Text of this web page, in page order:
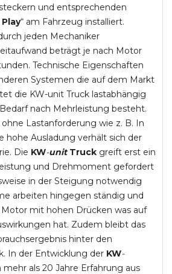
und entsprechenden
“ am Fahrzeug installiert.
jeden Mechaniker
beträgt je nach Motor
Technische Eigenschaften
Systemen die auf dem Markt
die KW-unit Truck lastabhängig
nach Mehrleistung besteht.
Lastanforderung wie z. B. In
hohe Ausladung verhält sich der
Die KW-unit Truck greift erst ein
und Drehmoment gefordert
in der Steigung notwendig
arbeiten hingegen ständig und
mit hohen Drücken was auf
hat. Zudem bleibt das
hinter den
In der Entwicklung der KW-
mehr als 20 Jahre Erfahrung aus